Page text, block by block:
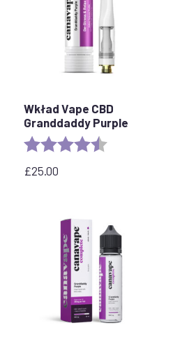
5 stars
Wkład Vape CBD
Granddaddy Purple
Ocena:
£25.00